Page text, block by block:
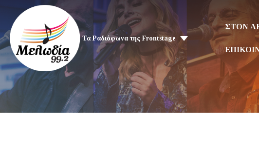
Τα Ραδιόφωνα της Frontstage
ΣΤΟΝ